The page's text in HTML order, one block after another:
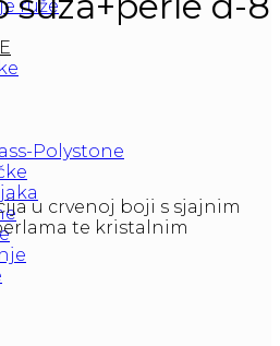
ruže
Polystone
u crvenoj boji s sjajnim
te kristalnim